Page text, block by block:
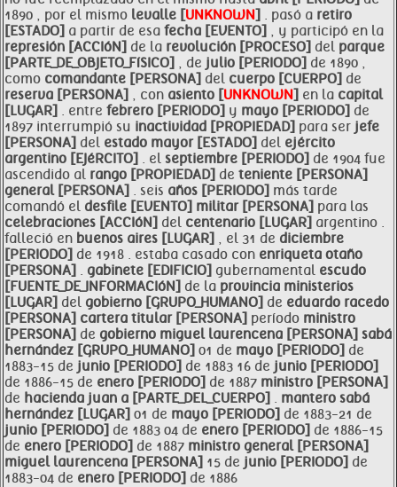
1890 , por el mismo levalle [UNKNOWN] . pasó a retiro
[ESTADO] a partir de esa fecha [EVENTO] , y participó en la
represión [ACCIóN] de la revolución [PROCESO] del parque
[PARTE_DE_OBJETO_FíSICO] , de julio [PERIODO] de 1890 ,
como comandante [PERSONA] del cuerpo [CUERPO] de
reserva [PERSONA] , con asiento [UNKNOWN] en la capital
[LUGAR] . entre febrero [PERIODO] y mayo [PERIODO] de
1897 interrumpió su inactividad [PROPIEDAD] para ser jefe
[PERSONA] del estado mayor [ESTADO] del ejército
argentino [EJéRCITO] . el septiembre [PERIODO] de 1904 fue
ascendido al rango [PROPIEDAD] de teniente [PERSONA]
general [PERSONA] . seis años [PERIODO] más tarde
comandó el desfile [EVENTO] militar [PERSONA] para las
celebraciones [ACCIóN] del centenario [LUGAR] argentino .
falleció en buenos aires [LUGAR] , el 31 de diciembre
[PERIODO] de 1918 . estaba casado con enriqueta otaño
[PERSONA] . gabinete [EDIFICIO] gubernamental escudo
[FUENTE_DE_INFORMACIóN] de la provincia ministerios
[LUGAR] del gobierno [GRUPO_HUMANO] de eduardo racedo
[PERSONA] cartera titular [PERSONA] período ministro
[PERSONA] de gobierno miguel laurencena [PERSONA] sabá
hernández [GRUPO_HUMANO] 01 de mayo [PERIODO] de
1883-15 de junio [PERIODO] de 1883 16 de junio [PERIODO]
de 1886-15 de enero [PERIODO] de 1887 ministro [PERSONA]
de hacienda juan a [PARTE_DEL_CUERPO] . mantero sabá
hernández [LUGAR] 01 de mayo [PERIODO] de 1883-21 de
junio [PERIODO] de 1883 04 de enero [PERIODO] de 1886-15
de enero [PERIODO] de 1887 ministro general [PERSONA]
miguel laurencena [PERSONA] 15 de junio [PERIODO] de
1883-04 de enero [PERIODO] de 1886